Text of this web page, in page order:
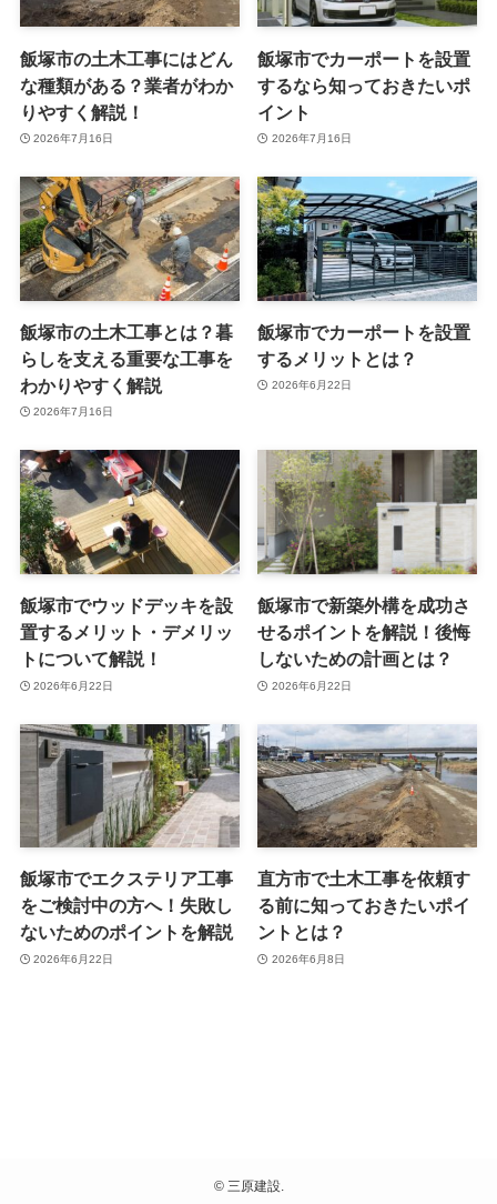
飯塚市の土木工事にはどん
な種類がある？業者がわか
りやすく解説！
2026年7月16日
飯塚市でカーポートを設置
するなら知っておきたいポ
イント
2026年7月16日
飯塚市の土木工事とは？暮
らしを支える重要な工事を
わかりやすく解説
2026年7月16日
飯塚市でカーポートを設置
するメリットとは？
2026年6月22日
飯塚市でウッドデッキを設
置するメリット・デメリッ
トについて解説！
2026年6月22日
飯塚市で新築外構を成功さ
せるポイントを解説！後悔
しないための計画とは？
2026年6月22日
飯塚市でエクステリア工事
をご検討中の方へ！失敗し
ないためのポイントを解説
2026年6月22日
直方市で土木工事を依頼す
る前に知っておきたいポイ
ントとは？
2026年6月8日
©三原建設.